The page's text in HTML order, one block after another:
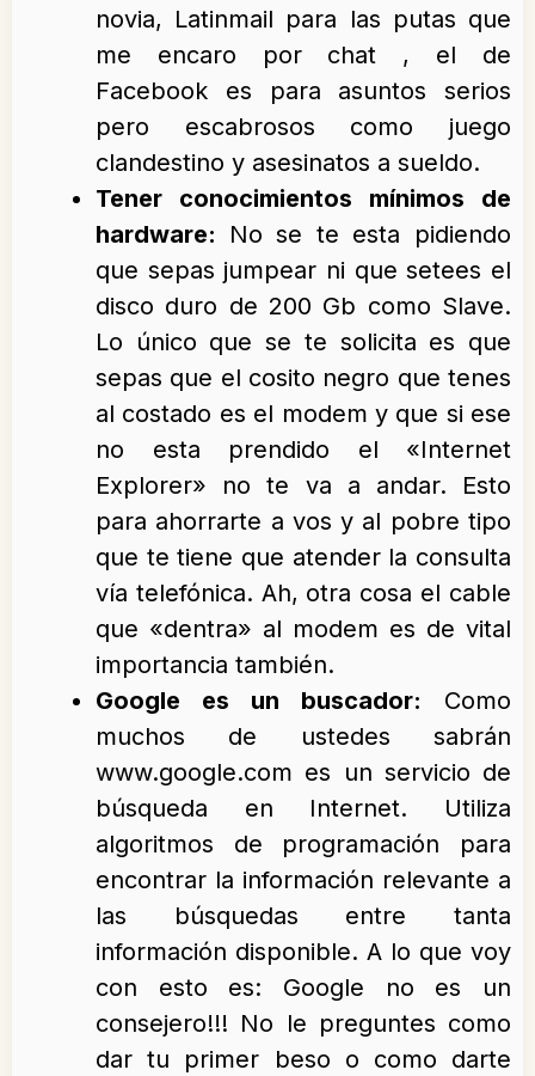
novia, Latinmail para las putas que
me encaro por chat , el de
Facebook es para asuntos serios
pero escabrosos como juego
clandestino y asesinatos a sueldo.
Tener conocimientos mínimos de
hardware: No se te esta pidiendo
que sepas jumpear ni que setees el
disco duro de 200 Gb como Slave.
Lo único que se te solicita es que
sepas que el cosito negro que tenes
al costado es el modem y que si ese
no esta prendido el «Internet
Explorer» no te va a andar. Esto
para ahorrarte a vos y al pobre tipo
que te tiene que atender la consulta
vía telefónica. Ah, otra cosa el cable
que «dentra» al modem es de vital
importancia también.
Google es un buscador: Como
muchos de ustedes sabrán
www.google.com es un servicio de
búsqueda en Internet. Utiliza
algoritmos de programación para
encontrar la información relevante a
las búsquedas entre tanta
información disponible. A lo que voy
con esto es: Google no es un
consejero!!! No le preguntes como
dar tu primer beso o como darte